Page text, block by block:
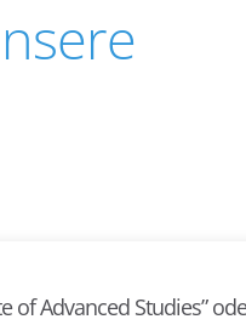
of Advanced Studies”